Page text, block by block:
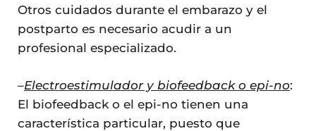
Otros cuidados durante el embarazo y el
postparto es necesario acudir a un
profesional especializado.
–Electroestimulador y biofeedback o epi-no:
El biofeedback o el epi-no tienen una
característica particular, puesto que